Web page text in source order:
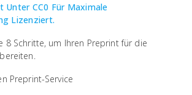
Unter CC0 Für Maximale
Lizenziert.
8 Schritte, um Ihren Preprint für die
Preprint-Service